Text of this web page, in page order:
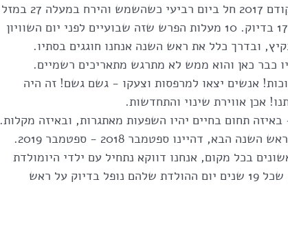
זהו, עברו להם 12 מחזורי ירח, ראש השנה הקודם 2017 חל ביום רביעי כשהשמש והירח במעלה 27 במזל
בתולה, והשנה 2018 - השמש והירח במעלה 17 בדיוק. 10 מעלות הפרש שזה שבועיים לפני יום השוויון
ובדרך כלל את ראש השנה אנחנו חוגגים בסתיו.
כבר כאן והוא ממש לא מתרגש מתאריכים רשמיים.
אנשים יצאו למרפסות וצעקו - גשם גשם! זה היה
אכן אווירת שינוי והתחדשות.
תחום בחיים יהיו השפעות מאתגרות, ובאיזה מקלות.
דהיינו ספטמבר 2018 - ספטמבר 2019.
בכל מקום, אנחנו דווקא נתחיל עם ילדי היומולדת
ובמיוחד אלו שחוגגים ב-9 וב-10 לספטמבר, שכל 19 שנים יום ההולדת שלהם נופל בדיוק על ראש